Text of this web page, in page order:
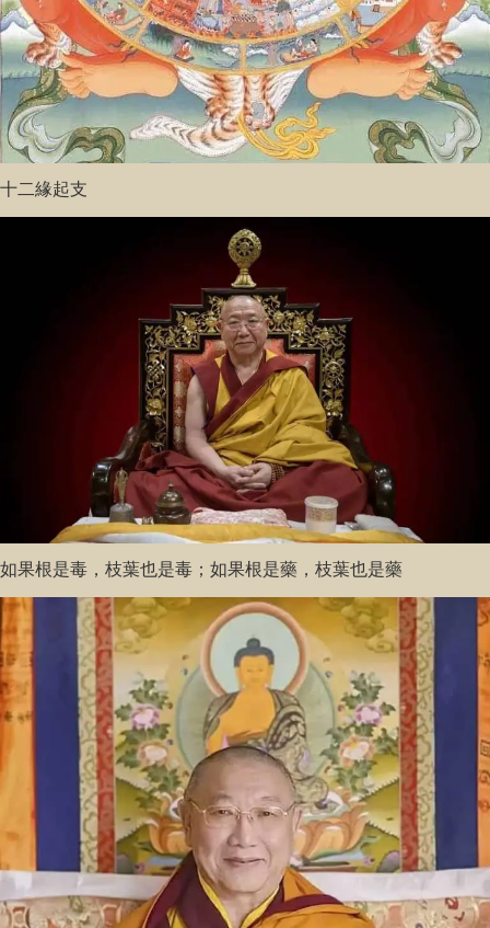
十二緣起支
如果根是毒，枝葉也是毒；如果根是藥，枝葉也是藥